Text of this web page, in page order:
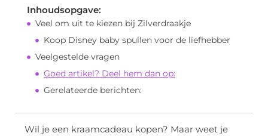
Inhoudsopgave:
Veel om uit te kiezen bij Zilverdraakje
Koop Disney baby spullen voor de liefhebber
Veelgestelde vragen
Goed artikel? Deel hem dan op:
Gerelateerde berichten:
Wil je een kraamcadeau kopen? Maar weet je